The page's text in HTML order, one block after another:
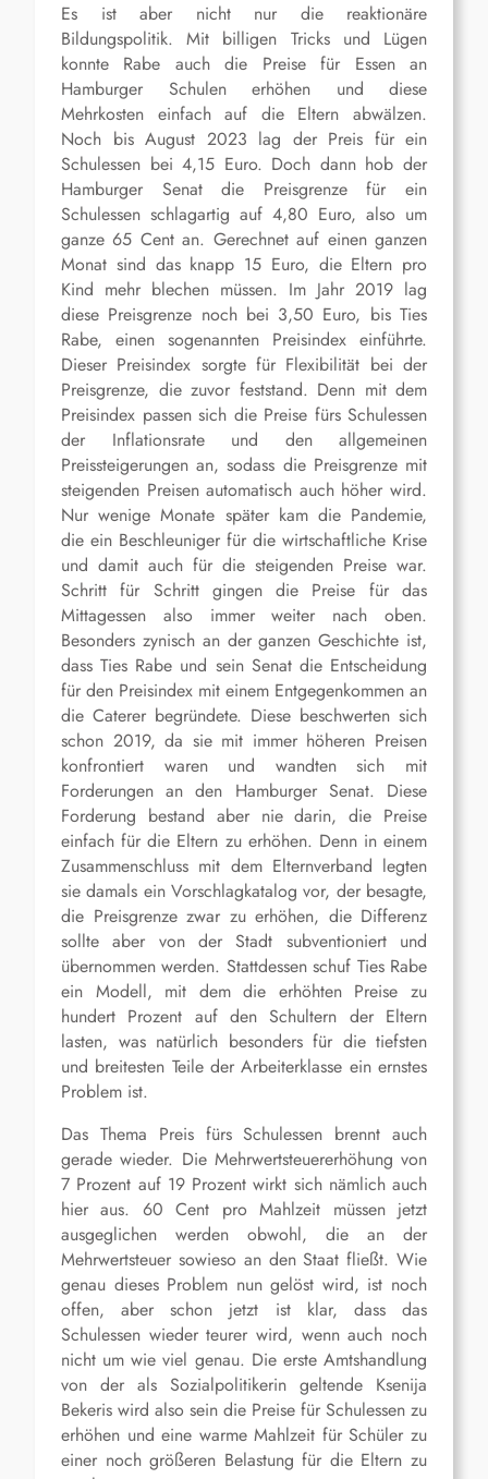
Es ist aber nicht nur die reaktionäre
Bildungspolitik. Mit billigen Tricks und Lügen
konnte Rabe auch die Preise für Essen an
Hamburger Schulen erhöhen und diese
Mehrkosten einfach auf die Eltern abwälzen.
Noch bis August 2023 lag der Preis für ein
Schulessen bei 4,15 Euro. Doch dann hob der
Hamburger Senat die Preisgrenze für ein
Schulessen schlagartig auf 4,80 Euro, also um
ganze 65 Cent an. Gerechnet auf einen ganzen
Monat sind das knapp 15 Euro, die Eltern pro
Kind mehr blechen müssen. Im Jahr 2019 lag
diese Preisgrenze noch bei 3,50 Euro, bis Ties
Rabe, einen sogenannten Preisindex einführte.
Dieser Preisindex sorgte für Flexibilität bei der
Preisgrenze, die zuvor feststand. Denn mit dem
Preisindex passen sich die Preise fürs Schulessen
der Inflationsrate und den allgemeinen
Preissteigerungen an, sodass die Preisgrenze mit
steigenden Preisen automatisch auch höher wird.
Nur wenige Monate später kam die Pandemie,
die ein Beschleuniger für die wirtschaftliche Krise
und damit auch für die steigenden Preise war.
Schritt für Schritt gingen die Preise für das
Mittagessen also immer weiter nach oben.
Besonders zynisch an der ganzen Geschichte ist,
dassTies Rabe und sein Senat die Entscheidung
für den Preisindex mit einem Entgegenkommen an
die Caterer begründete. Diese beschwerten sich
schon 2019, da sie mit immer höheren Preisen
konfrontiert waren und wandten sich mit
Forderungen an den Hamburger Senat. Diese
Forderung bestand aber nie darin, die Preise
einfach für die Eltern zu erhöhen. Denn in einem
Zusammenschluss mit dem Elternverband legten
sie damals ein Vorschlagkatalog vor, der besagte,
die Preisgrenze zwar zu erhöhen, die Differenz
sollte aber von der Stadt subventioniert und
übernommen werden. Stattdessen schuf TiesRabe
ein Modell, mit dem die erhöhten Preise zu
hundert Prozent auf den Schultern der Eltern
lasten, was natürlich besonders für die tiefsten
und breitesten Teile der Arbeiterklasse ein ernstes
Problem ist.
Das Thema Preis fürs Schulessen brennt auch
gerade wieder. Die Mehrwertsteuererhöhung von
7 Prozent auf 19 Prozent wirkt sich nämlich auch
hier aus. 60 Cent pro Mahlzeit müssen jetzt
ausgeglichen werden obwohl, die an der
Mehrwertsteuer sowieso an den Staat fließt. Wie
genau dieses Problem nun gelöst wird, ist noch
offen, aber schon jetzt ist klar, dass das
Schulessen wieder teurer wird, wenn auch noch
nicht um wie viel genau. Die erste Amtshandlung
von der als Sozialpolitikerin geltende Ksenija
Bekeris wird also sein die Preise für Schulessen zu
erhöhen und eine warme Mahlzeit für Schüler zu
einer noch größeren Belastung für die Eltern zu